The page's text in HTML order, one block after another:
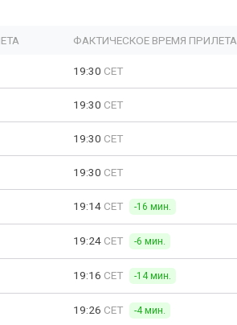
ФАКТИЧЕСКОЕ ВРЕМЯ ПРИЛЕТА
19:30 CET
19:30 CET
19:30 CET
19:30 CET
19:14 CET -16 мин.
19:24 CET -6 мин.
19:16 CET -14 мин.
19:26 CET -4 мин.